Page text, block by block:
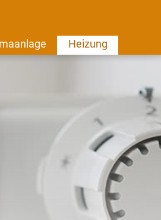
Heizung